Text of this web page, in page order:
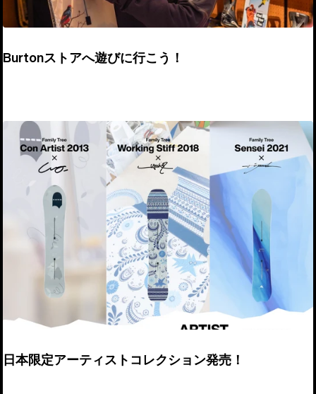
Burtonストアへ遊びに行こう！
日本限定アーティストコレクション発売！